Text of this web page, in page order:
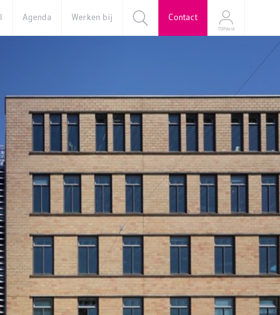
Agenda Werken bij
Onze
verhalen
Young
Professional
Programma
Stage
sollicitatie
Contact
TOPdesk